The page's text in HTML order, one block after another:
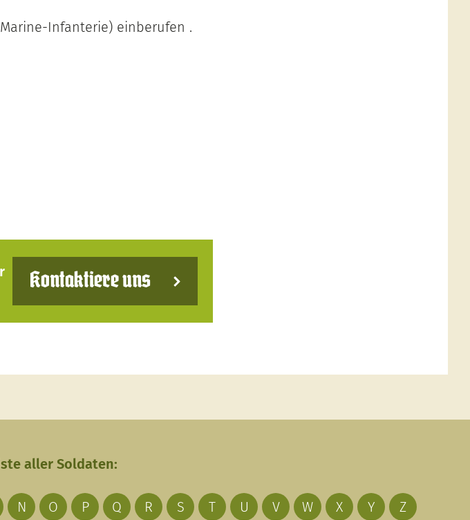
Infanterie) einberufen .
Kontaktiere uns
aller Soldaten:
N O P Q R S T U V W X Y Z